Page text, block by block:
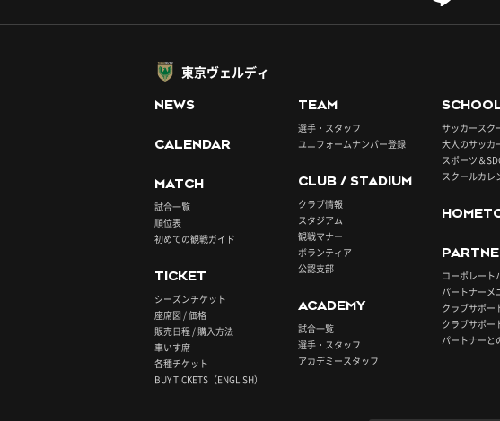
東京ヴェルディ
NEWS
CALENDAR
MATCH
試合一覧
順位表
初めての観戦ガイド
TICKET
シーズンチケット
座席図 / 価格
販売日程 / 購入方法
車いす席
各種チケット
BUY TICKETS（ENGLISH）
TEAM
選手・スタッフ
ユニフォームナンバー登録
CLUB / STADIUM
クラブ情報
スタジアム
観戦マナー
ボランティア
公認支部
ACADEMY
試合一覧
選手・スタッフ
アカデミースタッフ
サッカースク
大人のサッカ
スポーツ＆
スクールカレ
コーポレート
パートナーメ
クラブサポー
クラブサポー
パートナーと